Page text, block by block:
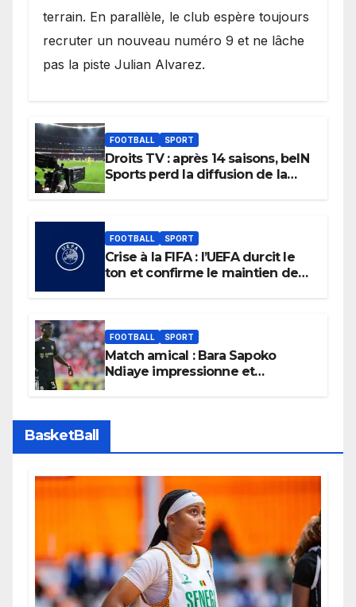
terrain. En parallèle, le club espère toujours
recruter un nouveau numéro 9 et ne lâche
pas la piste Julian Alvarez.
FOOTBALL SPORT
Droits TV : après 14 saisons, beIN
Sports perd la diffusion de la
FOOTBALL SPORT
Crise à la FIFA : l’UEFA durcit le
ton et confirme le maintien de
FOOTBALL SPORT
Match amical : Bara Sapoko
Ndiaye impressionne et
BasketBall